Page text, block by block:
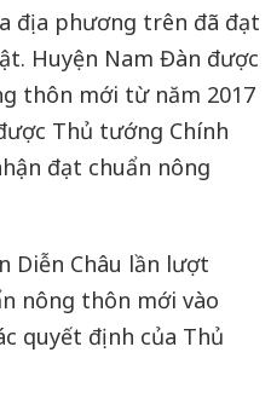
địa phương trên đã đạt
Huyện Nam Đàn được
thôn mới từ năm 2017
Thủ tướng Chính
đạt chuẩn nông
Diễn Châu lần lượt
nông thôn mới vào
quyết định của Thủ